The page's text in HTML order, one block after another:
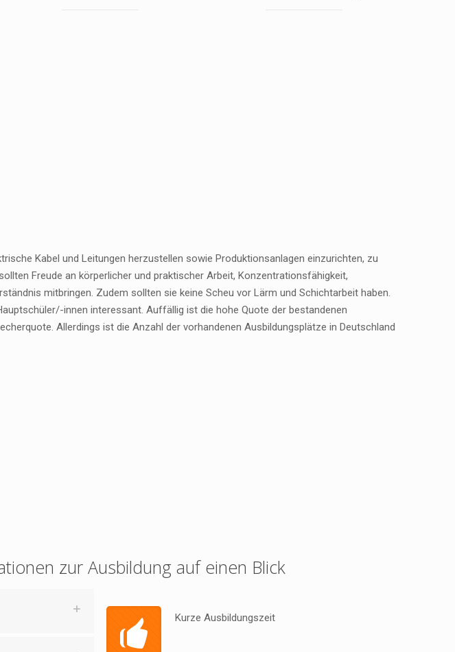
Kabel und Leitungen herzustellen sowie Produktionsanlagen einzurichten, zu
Freude an körperlicher und praktischer Arbeit, Konzentrationsfähigkeit,
mitbringen. Zudem sollten sie keine Scheu vor Lärm und Schichtarbeit haben.
innen interessant. Auffällig ist die hohe Quote der bestandenen
Allerdings ist die Anzahl der vorhandenen Ausbildungsplätze in Deutschland
zur Ausbildung auf einen Blick
Kurze Ausbildungszeit